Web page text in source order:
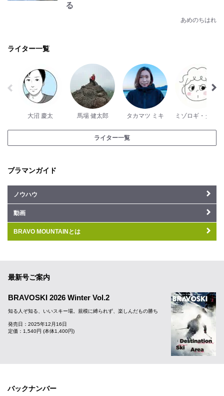
る
あめのちはれ
ライター一覧
大沼 慶太 馬場 健太郎 タカマツ ミキ
ライター一覧
ブラマンガイド
ノウハウ
動画
BRAVO MOUNTAINとは
最新号ご案内
BRAVOSKI 2026 Winter Vol.2
知る人ぞ知る、いいスキー場。規模に縛られず、楽しんだもの勝ち
発売日：2025年12月16日
定価：1,540円 (本体1,400円)
バックナンバー